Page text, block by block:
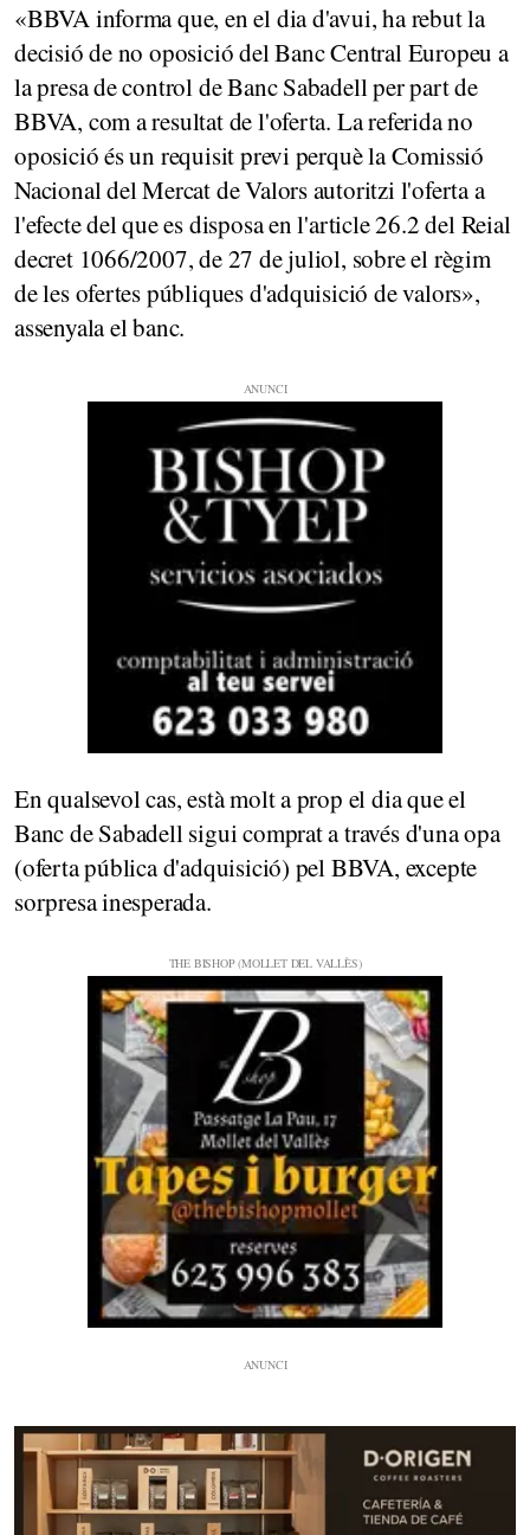
«BBVA informa que, en el dia d'avui, ha rebut la
decisió de no oposició del Banc Central Europeu a
la presa de control de Banc Sabadell per part de
BBVA, com a resultat de l'oferta. La referida no
oposició és un requisit previ perquè la Comissió
Nacional del Mercat de Valors autoritzi l'oferta a
l'efecte del que es disposa en l'article 26.2 del Reial
decret 1066/2007, de 27 de juliol, sobre el règim
de les ofertes públiques d'adquisició de valors»,
assenyala el banc.
En qualsevol cas, està molt a prop el dia que el
Banc de Sabadell sigui comprat a través d'una opa
(oferta pública d'adquisició) pel BBVA, excepte
sorpresa inesperada.